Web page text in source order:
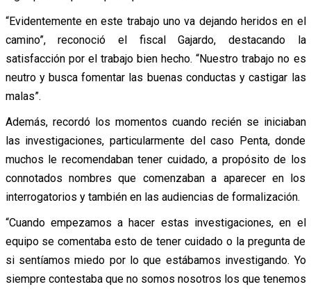
“Evidentemente en este trabajo uno va dejando heridos en el
camino”, reconoció el fiscal Gajardo, destacando la
satisfacción por el trabajo bien hecho. “Nuestro trabajo no es
neutro y busca fomentar las buenas conductas y castigar las
malas”.
Además, recordó los momentos cuando recién se iniciaban
las investigaciones, particularmente del caso Penta, donde
muchos le recomendaban tener cuidado, a propósito de los
connotados nombres que comenzaban a aparecer en los
interrogatorios y también en las audiencias de formalización.
“Cuando empezamos a hacer estas investigaciones, en el
equipo se comentaba esto de tener cuidado o la pregunta de
si sentíamos miedo por lo que estábamos investigando. Yo
siempre contestaba que no somos nosotros los que tenemos